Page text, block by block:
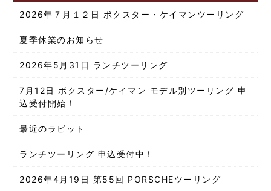
2026年７月１２日 ボクスター・ケイマンツーリング
夏季休業のお知らせ
2026年5月31日 ランチツーリング
7月12日 ボクスター/ケイマン モデル別ツーリング 申
込受付開始！
最近のラビット
ランチツーリング 申込受付中！
2026年4月19日 第55回 PORSCHEツーリング